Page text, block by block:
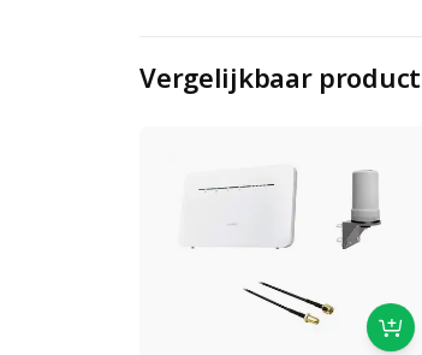
Vergelijkbaar product